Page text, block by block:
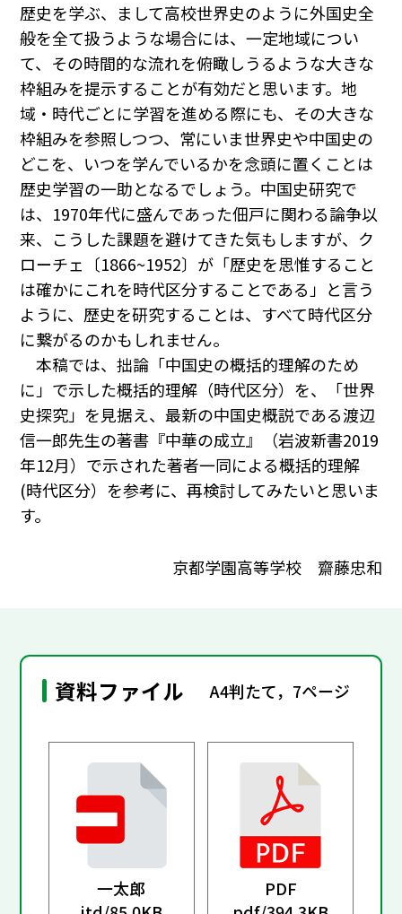
歴史を学ぶ、まして高校世界史のように外国史全
般を全て扱うような場合には、一定地域につい
て、その時間的な流れを俯瞰しうるような大きな
枠組みを提示することが有効だと思います。地
域・時代ごとに学習を進める際にも、その大きな
枠組みを参照しつつ、常にいま世界史や中国史の
どこを、いつを学んでいるかを念頭に置くことは
歴史学習の一助となるでしょう。中国史研究で
は、1970年代に盛んであった佃戸に関わる論争以
来、こうした課題を避けてきた気もしますが、ク
ローチェ〔1866~1952〕が「歴史を思惟すること
は確かにこれを時代区分することである」と言う
ように、歴史を研究することは、すべて時代区分
に繋がるのかもしれません。
本稿では、拙論「中国史の概括的理解のため
に」で示した概括的理解（時代区分）を、「世界
史探究」を見据え、最新の中国史概説である渡辺
信一郎先生の著書『中華の成立』（岩波新書2019
年12月）で示された著者一同による概括的理解
(時代区分）を参考に、再検討してみたいと思いま
す。
京都学園高等学校 齋藤忠和
資料ファイル A4判たて，7ページ
一太郎
PDF